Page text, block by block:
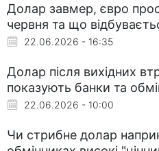
Долар завмер, євро
червня та що
22.06.2026 - 16:35
Долар після вихідних
показують банки та
22.06.2026 - 10:00
Чи стрибне долар